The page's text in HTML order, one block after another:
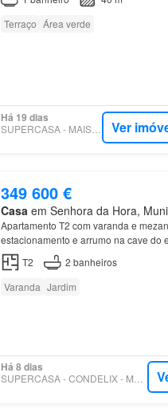
Terraço Área verde
Há 19 dias
SUPERCASA - MAISONPORTO Ver
349 600 €
Casaem Senhora da Hora,
Apartamento T2 com varanda e
estacionamento e arrumo na cave do
T2
2 banheiros
Varanda Jardim
Há 8 dias